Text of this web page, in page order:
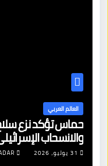
العالم العربي
حماس تؤكد نزع
والانسحاب
31 يوليو، 2026